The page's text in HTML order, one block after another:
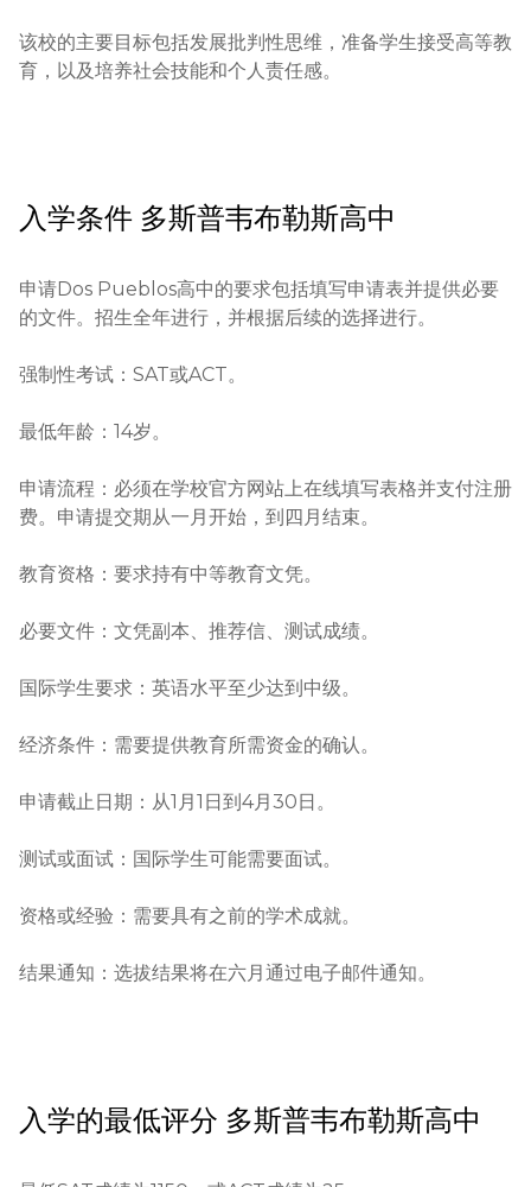
该校的主要目标包括发展批判性思维，准备学生接受高等教
育，以及培养社会技能和个人责任感。
入学条件 多斯普韦布勒斯高中
申请Dos Pueblos高中的要求包括填写申请表并提供必要
的文件。招生全年进行，并根据后续的选择进行。
强制性考试：SAT或ACT。
最低年龄：14岁。
申请流程：必须在学校官方网站上在线填写表格并支付注册
费。申请提交期从一月开始，到四月结束。
教育资格：要求持有中等教育文凭。
必要文件：文凭副本、推荐信、测试成绩。
国际学生要求：英语水平至少达到中级。
经济条件：需要提供教育所需资金的确认。
申请截止日期：从1月1日到4月30日。
测试或面试：国际学生可能需要面试。
资格或经验：需要具有之前的学术成就。
结果通知：选拔结果将在六月通过电子邮件通知。
入学的最低评分 多斯普韦布勒斯高中